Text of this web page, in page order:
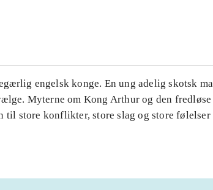
engelsk konge. En ung adelig skotsk
Myterne om Kong Arthur og den
til store konflikter, store slag og store følelser